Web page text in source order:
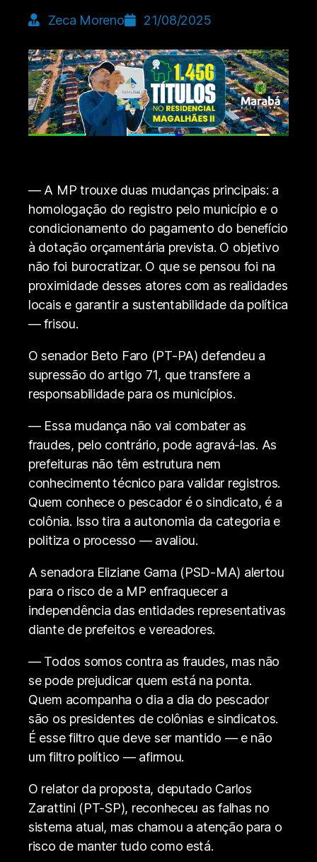
Zeca Moreno 21/08/2025
— A MP trouxe duas mudanças principais: a
homologação do registro pelo município e o
condicionamento do pagamento do benefício
à dotação orçamentária prevista. O objetivo
não foi burocratizar. O que se pensou foi na
proximidade desses atores com as realidades
locais e garantir a sustentabilidade da política
— frisou.
O senador Beto Faro (PT-PA) defendeu a
supressão do artigo 71, que transfere a
responsabilidade para os municípios.
— Essa mudança não vai combater as
fraudes, pelo contrário, pode agravá-las. As
prefeituras não têm estrutura nem
conhecimento técnico para validar registros.
Quem conhece o pescador é o sindicato, é a
colônia. Isso tira a autonomia da categoria e
politiza o processo — avaliou.
A senadora Eliziane Gama (PSD-MA) alertou
para o risco de a MP enfraquecer a
independência das entidades representativas
diante de prefeitos e vereadores.
— Todos somos contra as fraudes, mas não
se pode prejudicar quem está na ponta.
Quem acompanha o dia a dia do pescador
são os presidentes de colônias e sindicatos.
É esse filtro que deve ser mantido — e não
um filtro político — afirmou.
O relator da proposta, deputado Carlos
Zarattini (PT-SP), reconheceu as falhas no
sistema atual, mas chamou a atenção para o
risco de manter tudo como está.